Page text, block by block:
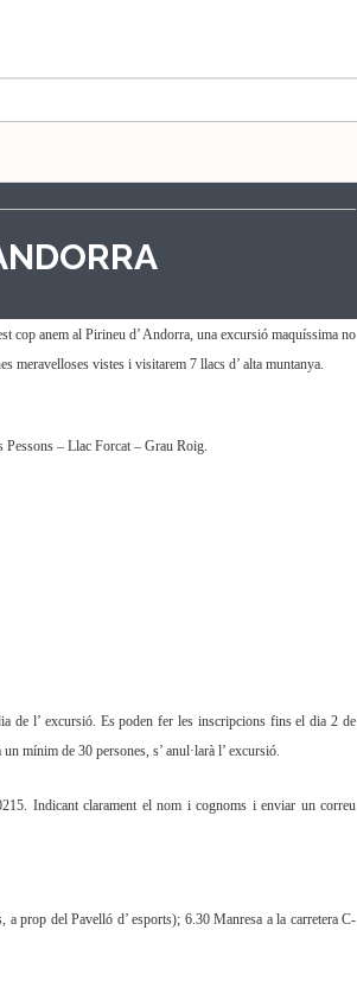
cop anem al Pirineu d’ Andorra, una excursió maquíssima no
meravelloses vistes i visitarem 7 llacs d’ alta muntanya.
– Llac Forcat – Grau Roig.
de l’ excursió. Es poden fer les inscripcions fins el dia 2 de
mínim de 30 persones, s’ anul·larà l’ excursió.
Indicant clarament el nom i cognoms i enviar un correu
prop del Pavelló d’ esports); 6.30 Manresa a la carretera C-